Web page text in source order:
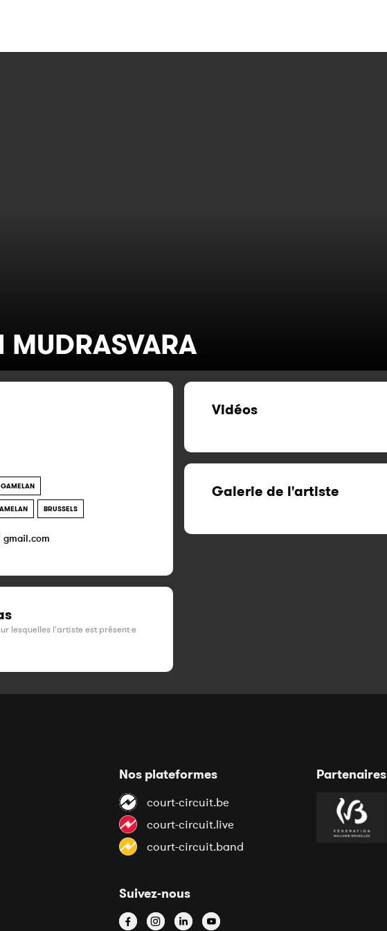
MUDRASVARA
GAMELAN
BRUSSELS
gmail.com
lesquelles l'artiste est présent·e
Vidéos
Galerie de l'artiste
Nos plateformes
court-circuit.be
court-circuit.live
court-circuit.band
Suivez-nous
Partenaires